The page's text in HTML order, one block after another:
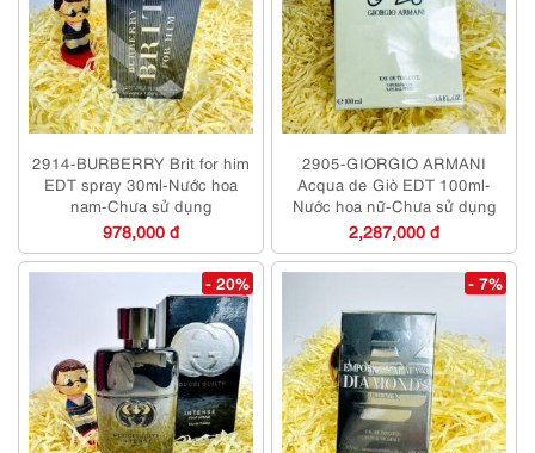
2914-BURBERRY Brit for him
EDT spray 30ml-Nước hoa
nam-Chưa sử dụng
978,000 đ
2905-GIORGIO ARMANI
Acqua de Giò EDT 100ml-
Nước hoa nữ-Chưa sử dụng
2,287,000 đ
- 20% - 7%